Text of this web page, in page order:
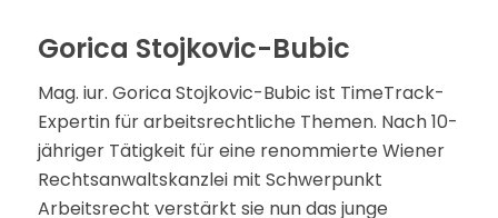
Gorica Stojkovic-Bubic
Mag. iur. Gorica Stojkovic-Bubic ist TimeTrack-
Expertin für arbeitsrechtliche Themen. Nach 10-
jähriger Tätigkeit für eine renommierte Wiener
Rechtsanwaltskanzlei mit Schwerpunkt
Arbeitsrecht verstärkt sie nun das junge